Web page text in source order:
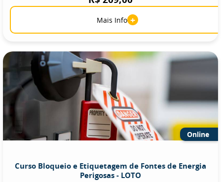
Mais Info +
Online
Curso Bloqueio e Etiquetagem de Fontes de Energia
Perigosas - LOTO